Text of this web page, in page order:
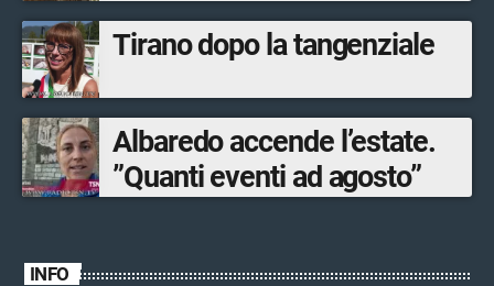
Tirano dopo la tangenziale
Albaredo accende l’estate.
”Quanti eventi ad agosto”
INFO